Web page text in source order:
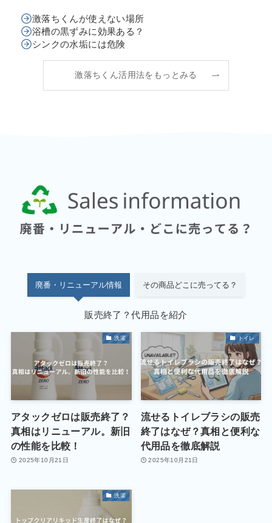
激落ちくんが使えない場所
浴槽の黒ずみに効果ある？
シンクの水垢には危険
激落ちくん活用法をもっとみる
廃番・リニューアル情報 その商品どこに売ってる？
販売終了？代用品を紹介
洗濯
アタックゼロは販売終了？
真相はリニューアル。新旧
の性能を比較！
2025年10月21日
トイレ
流せるトイレブラシの販売
終了はなぜ？真相と便利な
代用品を徹底解説
2025年10月21日
洗濯